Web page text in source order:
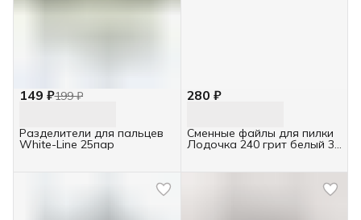
149 ₽199 ₽
Разделители для пальцев
White-Line 25пар
280 ₽
Сменные файлы для пилки
Лодочка 240 грит белый 30